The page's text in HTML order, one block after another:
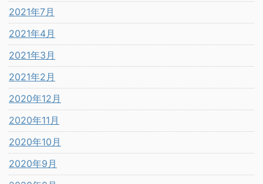
2021年7月
2021年4月
2021年3月
2021年2月
2020年12月
2020年11月
2020年10月
2020年9月